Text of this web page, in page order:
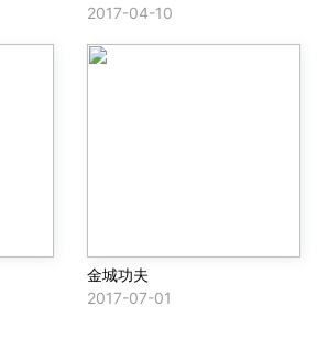
2017-04-10
金城功夫
2017-07-01